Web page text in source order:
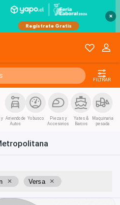
×
FILTRAR
y Arriendo de
Autos
Yo busco
Piezas y
Accesorios
Yates &
Barcos
Maquinaria
pesada
× Versa ×